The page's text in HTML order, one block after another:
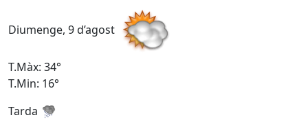
Diumenge, 9 d’agost
T.Màx: 34°
T.Min: 16°
Tarda